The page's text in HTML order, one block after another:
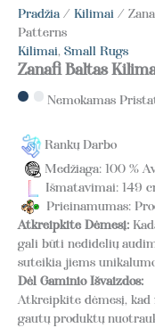
Pradžia / Kilimai /
Patterns
Kilimai, Small Rugs
Zanafi Baltas
Nemokamas
Rankų Darbo
Medžiaga: 100 %
Išmatavimai: 149
Prieinamumas:
Atkreipkite Dėmesį:
gali būti nedidelių
suteikia jiems
Dėl Gaminio Išvaizdos:
Atkreipkite dėmesį,
gautų produktų